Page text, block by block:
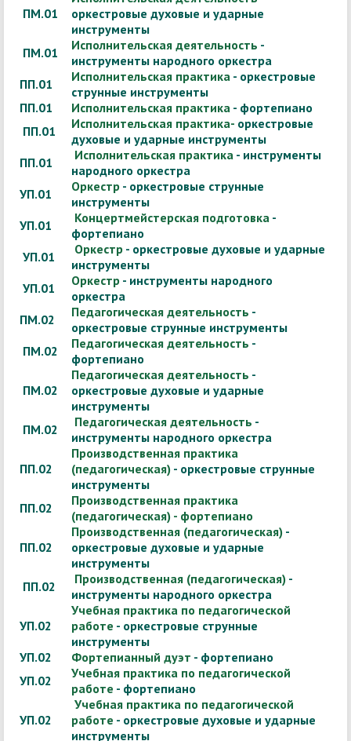
ПМ.01
оркестровые духовые и ударные
инструменты
ПМ.01
Исполнительская деятельность -
инструменты народного оркестра
ПП.01
Исполнительская практика - оркестровые
струнные инструменты
ПП.01
Исполнительская практика - фортепиано
ПП.01
Исполнительская практика- оркестровые
духовые и ударные инструменты
ПП.01
Исполнительская практика - инструменты
народного оркестра
УП.01
Оркестр - оркестровые струнные
инструменты
УП.01
Концертмейстерская подготовка -
фортепиано
УП.01
Оркестр - оркестровые духовые и ударные
инструменты
УП.01
Оркестр - инструменты народного
оркестра
ПМ.02
Педагогическая деятельность -
оркестровые струнные инструменты
ПМ.02
Педагогическая деятельность -
фортепиано
ПМ.02
Педагогическая деятельность -
оркестровые духовые и ударные
инструменты
ПМ.02
Педагогическая деятельность -
инструменты народного оркестра
ПП.02
Производственная практика
(педагогическая) - оркестровые струнные
инструменты
ПП.02
Производственная практика
(педагогическая) - фортепиано
ПП.02
Производственная (педагогическая) -
оркестровые духовые и ударные
инструменты
ПП.02
Производственная (педагогическая) -
инструменты народного оркестра
УП.02
Учебная практика по педагогической
работе - оркестровые струнные
инструменты
УП.02
Фортепианный дуэт - фортепиано
УП.02
Учебная практика по педагогической
работе - фортепиано
УП.02
Учебная практика по педагогической
работе - оркестровые духовые и ударные
инструменты